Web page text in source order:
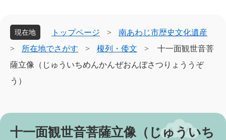
象
現在地 トップページ >
南あわじ市歴史文化遺産
>
所在地でさがす > 榎列・倭文 >
十一面観世音菩
薩立像（じゅういちめんかんぜおんぼさつりょううぞ
う）
本
十一面観世音菩薩立像（じゅういち